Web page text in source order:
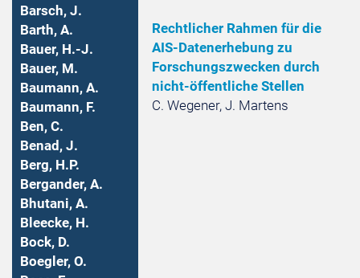
Barsch, J.
Barth, A.
Bauer, H.-J.
Bauer, M.
Baumann, A.
Baumann, F.
Ben, C.
Benad, J.
Berg, H.P.
Bergander, A.
Bhutani, A.
Bleecke, H.
Bock, D.
Boegler, O.
Rechtlicher Rahmen für die
AIS-Datenerhebung zu
Forschungszwecken durch
nicht-öffentliche Stellen
C. Wegener, J. Martens